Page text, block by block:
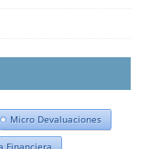
Micro Devaluaciones
Financiera